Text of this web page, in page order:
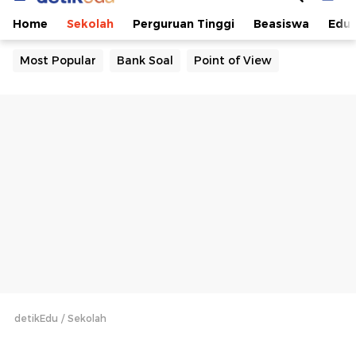
Home Sekolah Perguruan Tinggi Beasiswa
Most Popular Bank Soal Point of View
detikEdu Sekolah